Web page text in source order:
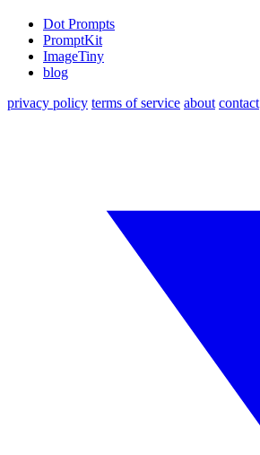
Dot Prompts
PromptKit
ImageTiny
blog
privacy policy terms of service about contact